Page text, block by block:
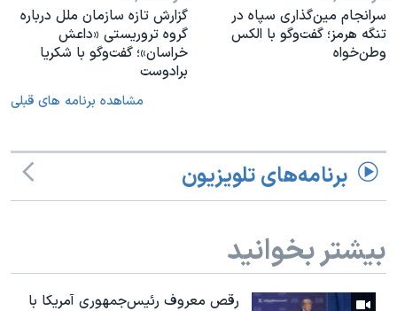
سرانجام مین‌گذاری‌ سپاه در
تنگه هرمز؛ گفت‌وگو با الکس
وطن‌خواه
گزارش تازه سازمان ملل درباره
گروه تروریستی «داعش
خراسان»؛ گفت‌وگو با شکریا
برادوست
مشاهده برنامه های قبلی
برنامه‌های تلویزیون
بیشتر بخوانید
رقص معروف رئیس‌جمهوری آمریکا با